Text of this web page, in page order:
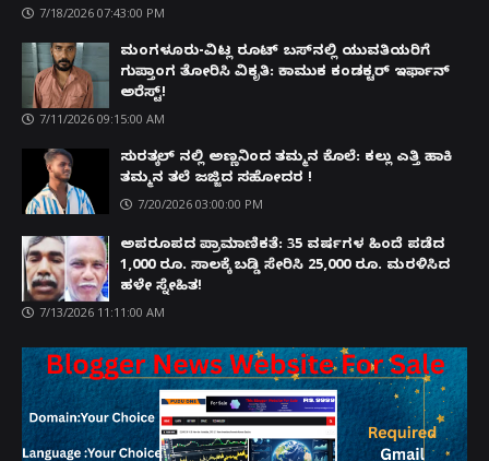
7/18/2026 07:43:00 PM
ಮಂಗಳೂರು-ವಿಟ್ಲ ರೂಟ್ ಬಸ್‌ನಲ್ಲಿ ಯುವತಿಯರಿಗೆ
ಗುಪ್ತಾಂಗ ತೋರಿಸಿ ವಿಕೃತಿ: ಕಾಮುಕ ಕಂಡಕ್ಟರ್ ಇರ್ಫಾನ್
ಅರೆಸ್ಟ್!
7/11/2026 09:15:00 AM
ಸುರತ್ಕಲ್ ನಲ್ಲಿ ಅಣ್ಣನಿಂದ ತಮ್ಮನ ಕೊಲೆ: ಕಲ್ಲು ಎತ್ತಿ ಹಾಕಿ
ತಮ್ಮನ ತಲೆ ಜಜ್ಜಿದ ಸಹೋದರ !
7/20/2026 03:00:00 PM
ಅಪರೂಪದ ಪ್ರಾಮಾಣಿಕತೆ: 35 ವರ್ಷಗಳ ಹಿಂದೆ ಪಡೆದ
1,000 ರೂ. ಸಾಲಕ್ಕೆ ಬಡ್ಡಿ ಸೇರಿಸಿ 25,000 ರೂ. ಮರಳಿಸಿದ
ಹಳೇ ಸ್ನೇಹಿತ!
7/13/2026 11:11:00 AM